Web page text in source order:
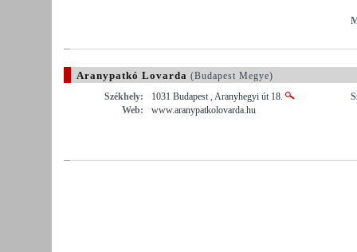
Aranypatkó Lovarda (Budapest Megye)
Székhely:
1031 Budapest , Aranyhegyi út 18.
Web:
www.aranypatkolovarda.hu